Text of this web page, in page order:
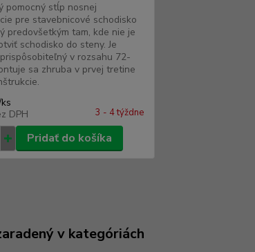
pomocný stĺp nosnej
pre stavebnicové schodisko
predovšetkým tam, kde nie je
schodisko do steny. Je
v rozsahu 72-
sa zhruba v prvej tretine
ks
DPH 3 - 4 týždne
Pridať do košíka
v kategóriách